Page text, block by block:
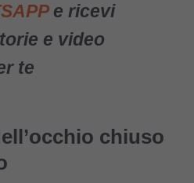
e ricevi
e video
te
chiuso